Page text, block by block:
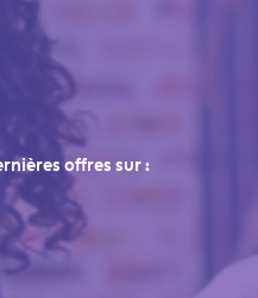
offres sur :